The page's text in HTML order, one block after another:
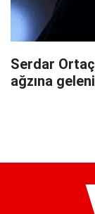
Serdar
ağzına